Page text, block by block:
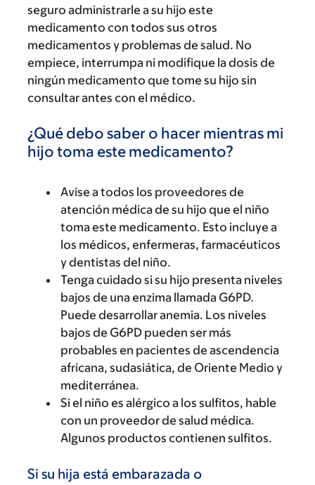
seguro administrarle a su hijo este
medicamento con todos sus otros
medicamentos y problemas de salud. No
empiece, interrumpa ni modifique la dosis de
ningún medicamento que tome su hijo sin
consultar antes con el médico.
¿Qué debo saber o hacer mientras mi
hijo toma este medicamento?
Avise a todos los proveedores de
atención médica de su hijo que el niño
toma este medicamento. Esto incluye a
los médicos, enfermeras, farmacéuticos
y dentistas del niño.
Tenga cuidado si su hijo presenta niveles
bajos de una enzima llamada G6PD.
Puede desarrollar anemia. Los niveles
bajos de G6PD pueden ser más
probables en pacientes de ascendencia
africana, sudasiática, de Oriente Medio y
mediterránea.
Si el niño es alérgico a los sulfitos, hable
con un proveedor de salud médica.
Algunos productos contienen sulfitos.
Si su hija está embarazada o